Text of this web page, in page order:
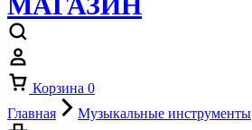
Корзина 0
Главная
Музыкальные инструменты